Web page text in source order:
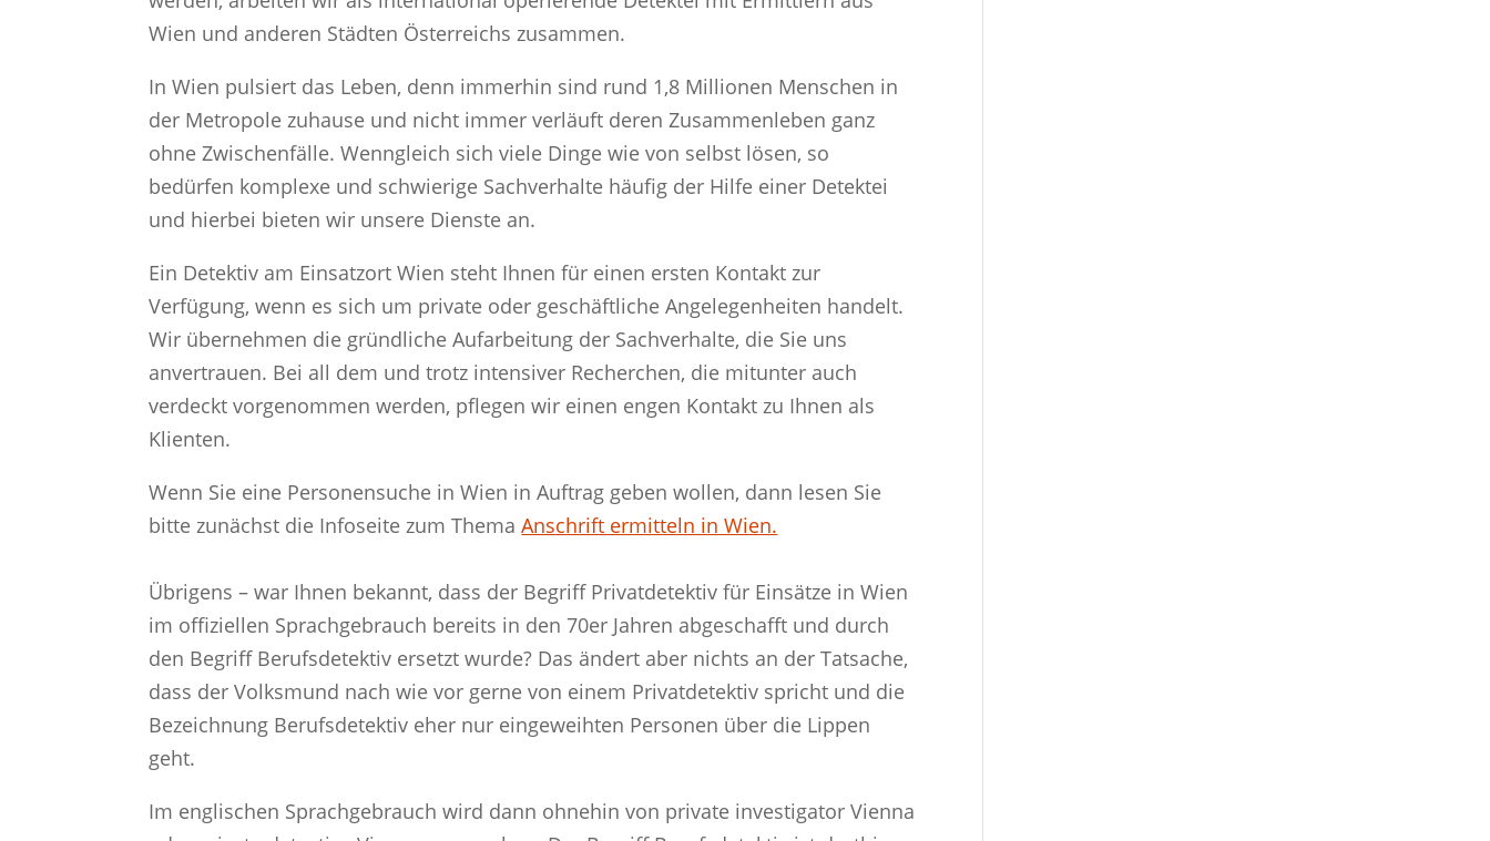
Wien und anderen Städten Österreichs zusammen.
In Wien pulsiert das Leben, denn immerhin sind rund 1,8 Millionen Menschen in
der Metropole zuhause und nicht immer verläuft deren Zusammenleben ganz
ohne Zwischenfälle. Wenngleich sich viele Dinge wie von selbst lösen, so
bedürfen komplexe und schwierige Sachverhalte häufig der Hilfe einer Detektei
und hierbei bieten wir unsere Dienste an.
Ein Detektiv am Einsatzort Wien steht Ihnen für einen ersten Kontakt zur
Verfügung, wenn es sich um private oder geschäftliche Angelegenheiten handelt.
Wir übernehmen die gründliche Aufarbeitung der Sachverhalte, die Sie uns
anvertrauen. Bei all dem und trotz intensiver Recherchen, die mitunter auch
verdeckt vorgenommen werden, pflegen wir einen engen Kontakt zu Ihnen als
Klienten.
Wenn Sie eine Personensuche in Wien in Auftrag geben wollen, dann lesen Sie
bitte zunächst die Infoseite zum ThemaAnschrift ermitteln in Wien.
Übrigens – war Ihnen bekannt, dass der Begriff Privatdetektiv für Einsätze in Wien
im offiziellen Sprachgebrauch bereits in den 70er Jahren abgeschafft und durch
den Begriff Berufsdetektiv ersetzt wurde? Das ändert aber nichts an der Tatsache,
dass der Volksmund nach wie vor gerne von einem Privatdetektiv spricht und die
Bezeichnung Berufsdetektiv eher nur eingeweihten Personen über die Lippen
geht.
Im englischen Sprachgebrauch wird dann ohnehin von private investigator Vienna